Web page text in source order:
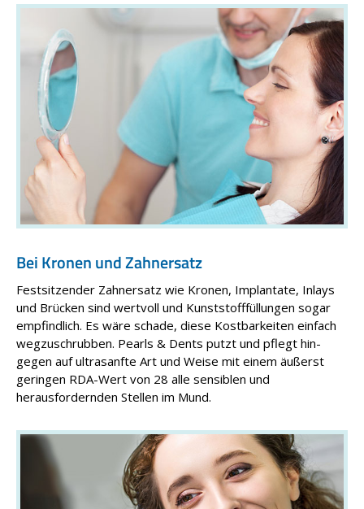
Bei Kronen und Zahnersatz
Festsitzender Zahnersatz wie Kronen, Implantate, Inlays
und Brücken sind wertvoll und Kunststofffüllungen sogar
empfindlich. Es wäre schade, diese Kostbarkeiten einfach
wegzuschrubben. Pearls & Dents putzt und pflegt hin­
gegen auf ultrasanfte Art und Weise mit einem äußerst
geringen RDA-Wert von 28 alle sensiblen und
herausfordernden Stellen im Mund.